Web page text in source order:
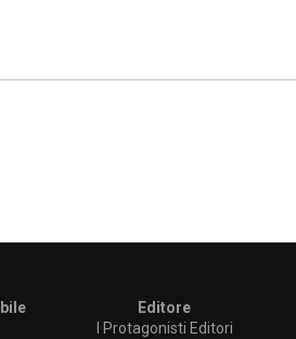
Editore
I Protagonisti Editori